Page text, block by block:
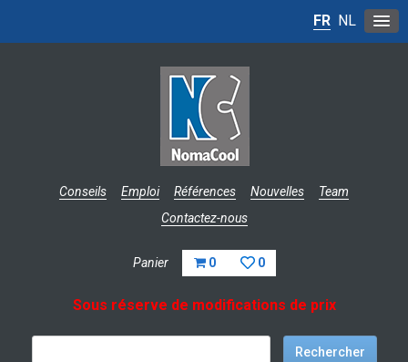
Conseils Emploi Références Nouvelles
Team
Contactez-nous
Panier 0 0
FR NL
Sous réserve de modifications de prix